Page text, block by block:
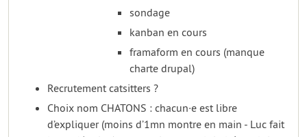
sondage
kanban en cours
framaform en cours (manque
charte drupal)
Recrutement catsitters ?
Choix nom CHATONS : chacun·e est libre
d’expliquer (moins d’1mn montre en main - Luc fait